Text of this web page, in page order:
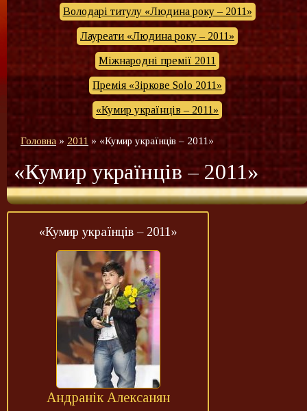
Володарі титулу «Людина року – 2011»
Лауреати «Людина року – 2011»
Міжнародні премії 2011
Премія «Зіркове Solo 2011»
«Кумир українців – 2011»
Головна » 2011 » «Кумир українців – 2011»
«Кумир українців – 2011»
«Кумир українців – 2011»
Андранік Алексанян